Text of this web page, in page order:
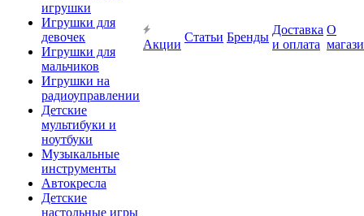
игрушки
Игрушки для
девочек
Игрушки для
мальчиков
Игрушки на
радиоуправлении
Детские
мультибуки и
ноутбуки
Музыкальные
инструменты
Автокресла
Детские
настольные игры
Акции
Статьи Бренды
Доставка
и оплата
О